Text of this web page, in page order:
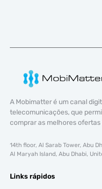
A Mobimatter é um canal
telecomunicações, que
comprar as melhores ofertas
14th floor, Al Sarab Tower, Abu
Al Maryah Island, Abu Dhabi,
Links rápidos